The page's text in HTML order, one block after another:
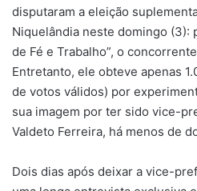
disputaram a eleição
Niquelândia neste domingo (3):
de Fé e Trabalho”, o
Entretanto, ele obteve apenas
de votos válidos) por
sua imagem por ter sido vice-
Valdeto Ferreira, há menos de
Dois dias após deixar a vice-